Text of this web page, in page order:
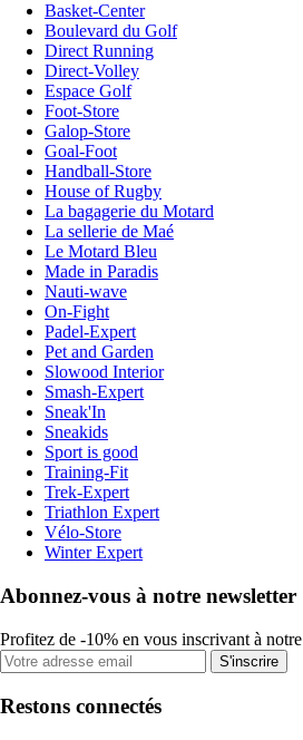
Basket-Center
Boulevard du Golf
Direct Running
Direct-Volley
Espace Golf
Foot-Store
Galop-Store
Goal-Foot
Handball-Store
House of Rugby
La bagagerie du Motard
La sellerie de Maé
Le Motard Bleu
Made in Paradis
Nauti-wave
On-Fight
Padel-Expert
Pet and Garden
Slowood Interior
Smash-Expert
Sneak'In
Sneakids
Sport is good
Training-Fit
Trek-Expert
Triathlon Expert
Vélo-Store
Winter Expert
Abonnez-vous à notre newsletter
Profitez de -10% en vous inscrivant à
S'inscrire
Restons connectés